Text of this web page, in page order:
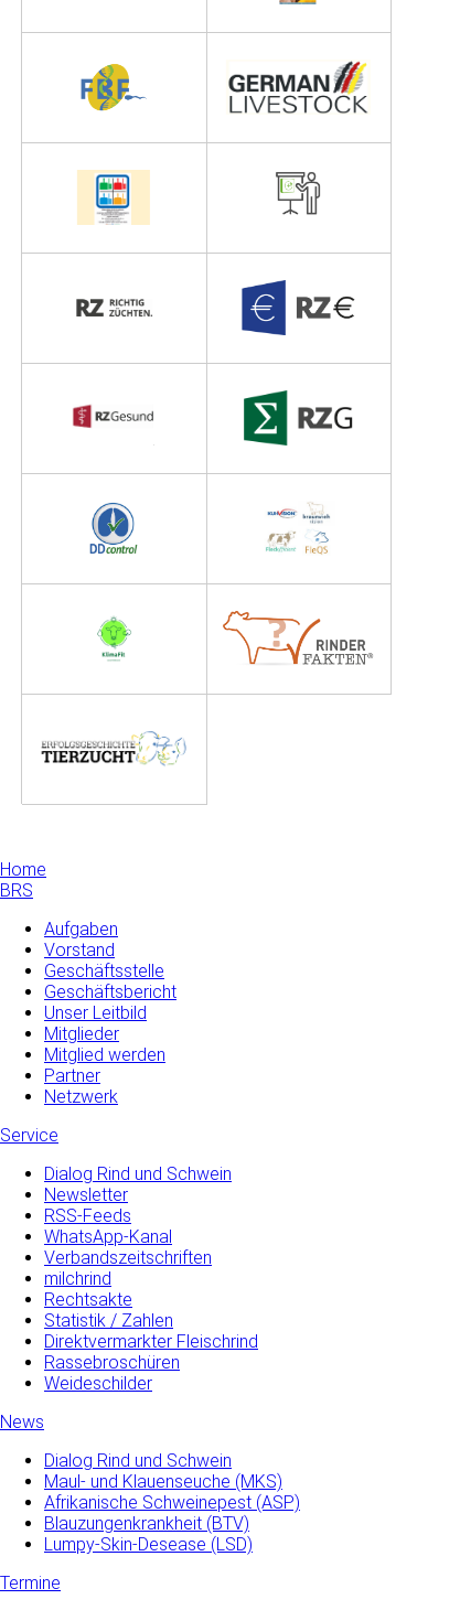
Home
BRS
Aufgaben
Vorstand
Geschäftsstelle
Geschäftsbericht
Unser Leitbild
Mitglieder
Mitglied werden
Partner
Netzwerk
Service
Dialog Rind und Schwein
Newsletter
RSS-Feeds
WhatsApp-Kanal
Verbandszeitschriften
milchrind
Rechtsakte
Statistik / Zahlen
Direktvermarkter Fleischrind
Rassebroschüren
Weideschilder
News
Dialog Rind und Schwein
Maul- und­ Klauenseuche­ (MKS)
Afrikanische Schweinepest (ASP)
Blauzungenkrankheit (BTV)
Lumpy-Skin-Desease (LSD)
Termine